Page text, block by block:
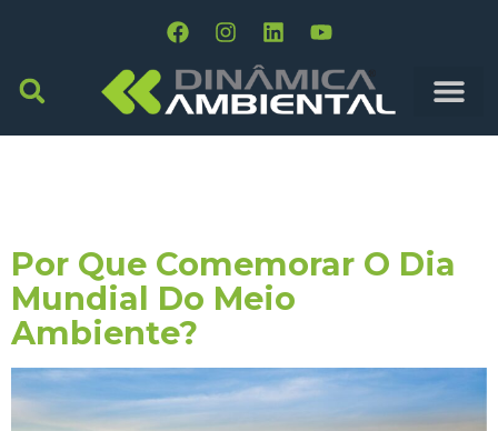
Por Que Comemorar O Dia
Mundial Do Meio
Ambiente?